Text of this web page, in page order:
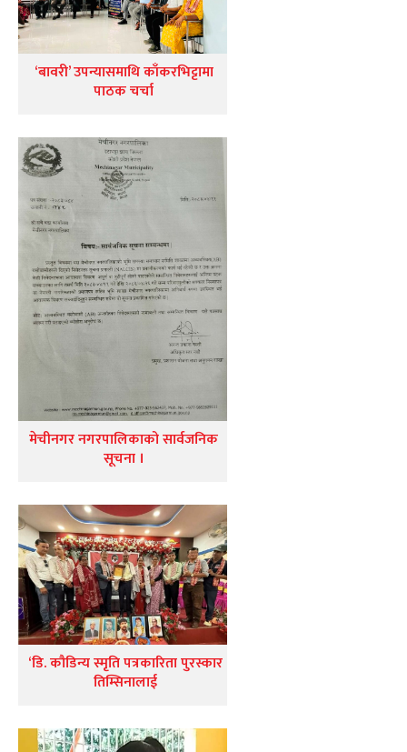
‘बावरी’ उपन्यासमाथि काँकरभिट्टामा
पाठक चर्चा
मेचीनगर नगरपालिकाको सार्वजनिक
सूचना ।
‘डि. कौडिन्य स्मृति पत्रकारिता पुरस्कार
तिम्सिनालाई